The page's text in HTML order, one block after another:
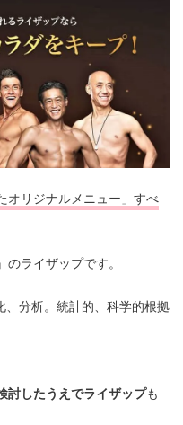
オリジナルメニュー」すべ
ライザップです。
分析。統計的、科学的根拠
討したうえでライザップも